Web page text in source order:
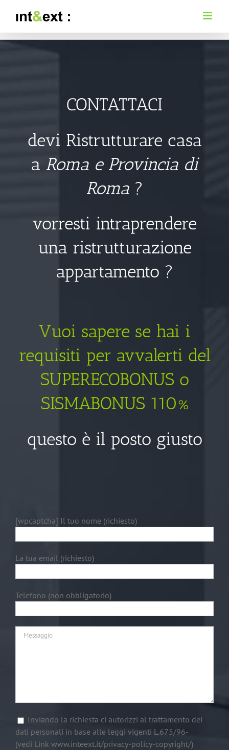
contenuto
CONTATTACI
devi Ristrutturare casa
a Roma e Provincia di
Roma ?
vorresti intraprendere
una ristrutturazione
appartamento ?
Vuoi sapere se hai i
requisiti per avvalerti del
SUPERECOBONUS o
SISMABONUS 110%
questo è il posto giusto
[wpcaptcha] Il tuo nome (richiesto)
La tua email (richiesto)
Telefono (non obbligatorio)
Inviando la richiesta ci autorizzi al trattamento dei
dati personali in base alle leggi vigenti L.675/96-
(vedi Link www.inteext.it/privacy-policy-copyright/)